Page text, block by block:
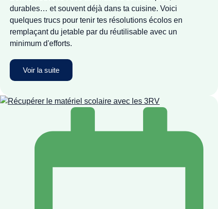
durables… et souvent déjà dans ta cuisine. Voici
quelques trucs pour tenir tes résolutions écolos en
remplaçant du jetable par du réutilisable avec un
minimum d'efforts.
Voir la suite